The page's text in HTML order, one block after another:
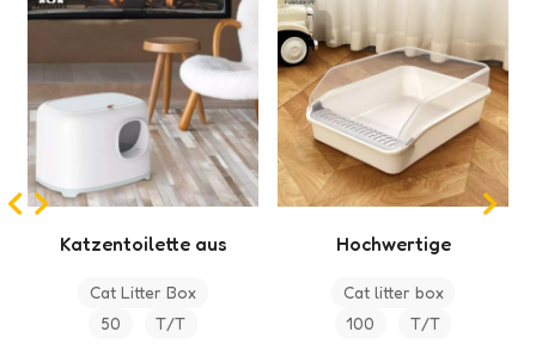
Hochwertige
Kunststoff
Cat litter box
100
T/T
OEM Günstige
Reinigung aus
Kunststoff
Cat litter box
100
T/T